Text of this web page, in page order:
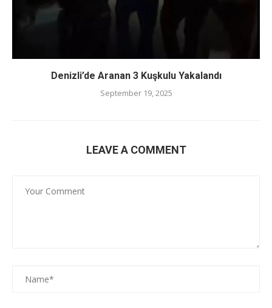
Denizli’de Aranan 3 Kuşkulu Yakalandı
September 19, 2025
LEAVE A COMMENT